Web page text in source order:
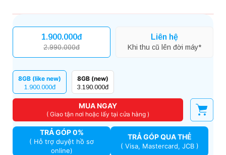
1.900.000đ
2.990.000đ
Liên hệ
Khi thu cũ lên đời máy*
8GB (like new)
1.900.000đ
8GB (new)
3.190.000đ
MUA NGAY
( Giao tận nơi hoặc lấy tại cửa hàng )
TRẢ GÓP 0%
( Hỗ trợ duyệt hồ sơ
online)
TRẢ GÓP QUA THẺ
( Visa, Mastercard, JCB )